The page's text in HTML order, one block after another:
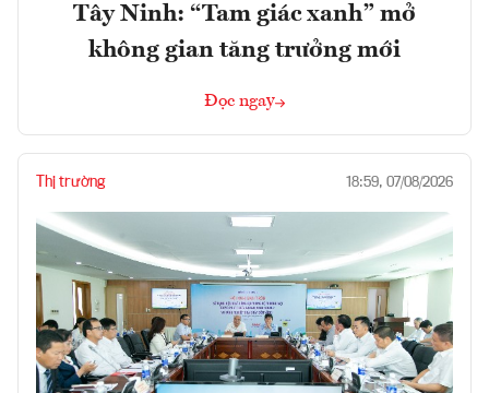
Tây Ninh: “Tam giác xanh” mở
không gian tăng trưởng mới
Đọc ngay
Thị trường 18:59, 07/08/2026